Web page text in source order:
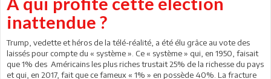
inattendue ?
Trump, vedette et héros de la télé-réalité, a été élu grâce au vote des
laissés pour compte du « système ». Ce « système » qui, en 1950, faisait
que 1% des Américains les plus riches trustait 25% de la richesse du pays
et qui, en 2017, fait que ce fameux « 1% » en possède 40%. La fracture